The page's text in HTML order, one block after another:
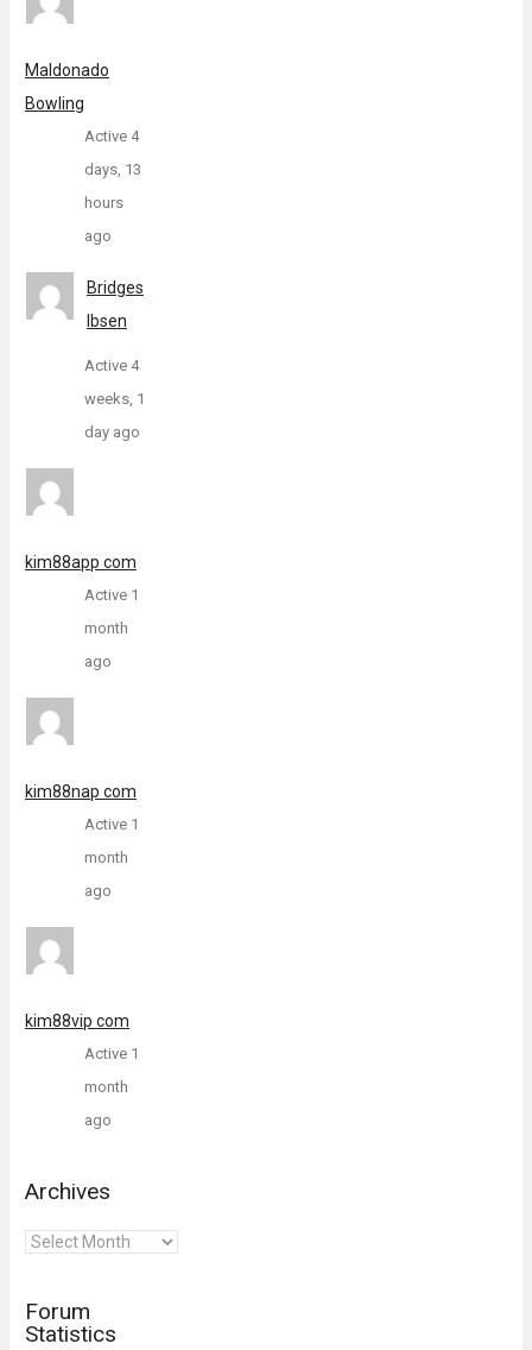
Maldonado
Bowling
Active 4
days, 13
hours
ago
Bridges
Ibsen
Active 4
weeks, 1
day ago
kim88app com
Active 1
month
ago
kim88nap com
Active 1
month
ago
kim88vip com
Active 1
month
ago
Archives
Archives
Forum
Statistics